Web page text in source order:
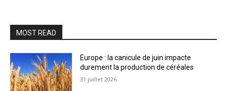
MOST READ
Europe : la canicule de juin impacte
durement la production de céréales
31 juillet 2026